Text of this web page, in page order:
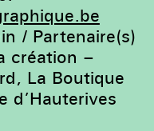
/ Partenaire(s)
création –
La Boutique
d’Hauterives